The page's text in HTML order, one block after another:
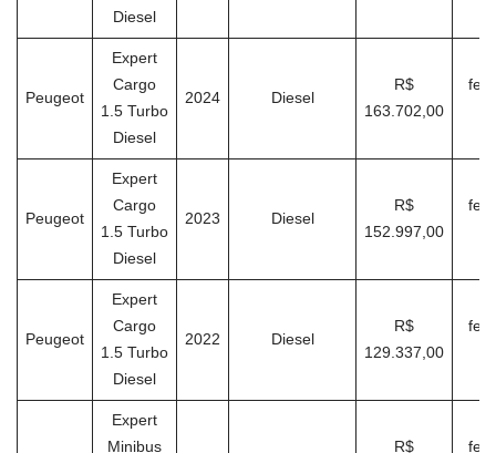
Diesel
Peugeot
Expert
Cargo
1.5 Turbo
Diesel
2024 Diesel
R$
163.702,00
Peugeot
Expert
Cargo
1.5 Turbo
Diesel
2023 Diesel
R$
152.997,00
Peugeot
Expert
Cargo
1.5 Turbo
Diesel
2022 Diesel
R$
129.337,00
Expert
Minibus
R$